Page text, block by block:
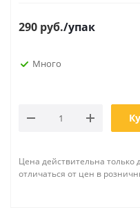
290 руб./упак
Много
Цена действительна
отличаться от цен в